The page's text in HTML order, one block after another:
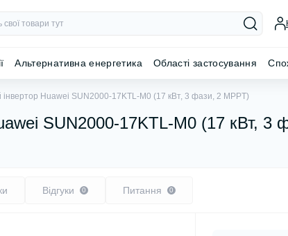
Альтернативна енергетика Області застосування
Huawei SUN2000-17KTL-M0 (17 кВт, 3 фази, 2 MPPT)
SUN2000-17KTL-M0 (17 кВт, 3
Відгуки 0 Питання 0